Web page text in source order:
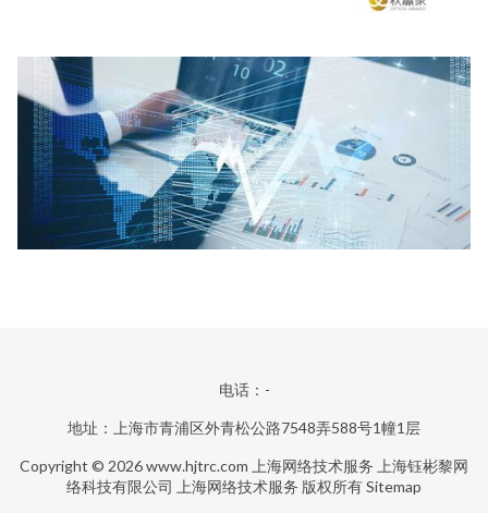
电话：-
地址：上海市青浦区外青松公路7548弄588号1幢1层
Copyright © 2026www.hjtrc.com 上海网络技术服务 上海钰彬黎网
络科技有限公司
上海网络技术服务 版权所有Sitemap